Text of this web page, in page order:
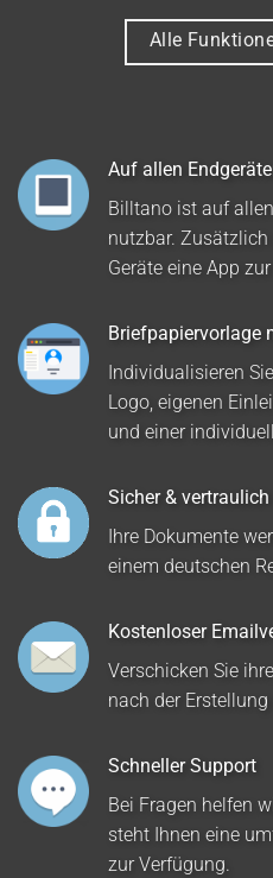
Alle
Auf allen
Billtano ist auf
nutzbar. Zusätzlich
Geräte eine App
Briefpapiervorlage
Individualisieren
Logo, eigenen
und einer
Sicher & vertraulich
Ihre Dokumente
einem deutschen
Kostenloser
Verschicken Sie
nach der
Schneller Support
Bei Fragen helfen
steht Ihnen eine
zur Verfügung.